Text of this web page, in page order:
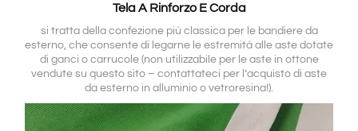
Tela A Rinforzo E Corda
si tratta della confezione più classica per le bandiere da
esterno, che consente di legarne le estremità alle aste dotate
di ganci o carrucole (non utilizzabile per le aste in ottone
vendute su questo sito – contattateci per l’acquisto di aste
da esterno in alluminio o vetroresina!).